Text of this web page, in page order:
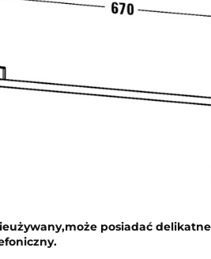
może posiadać